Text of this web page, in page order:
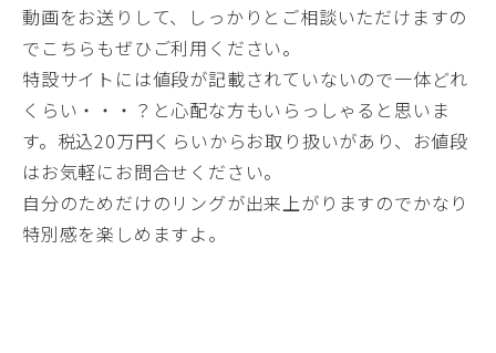
動画をお送りして、しっかりとご相談いただけますの
でこちらもぜひご利用ください。
特設サイトには値段が記載されていないので一体どれ
くらい・・・？と心配な方もいらっしゃると思いま
す。税込20万円くらいからお取り扱いがあり、お値段
はお気軽にお問合せください。
自分のためだけのリングが出来上がりますのでかなり
特別感を楽しめますよ。